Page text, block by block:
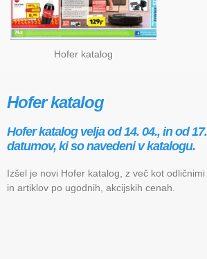
Hofer katalog
Hofer katalog
Hofer katalog velja od 14. 04., in od
datumov, ki so navedeni v katalogu.
Izšel je novi Hofer katalog, z več kot
in artiklov po ugodnih, akcijskih cenah.